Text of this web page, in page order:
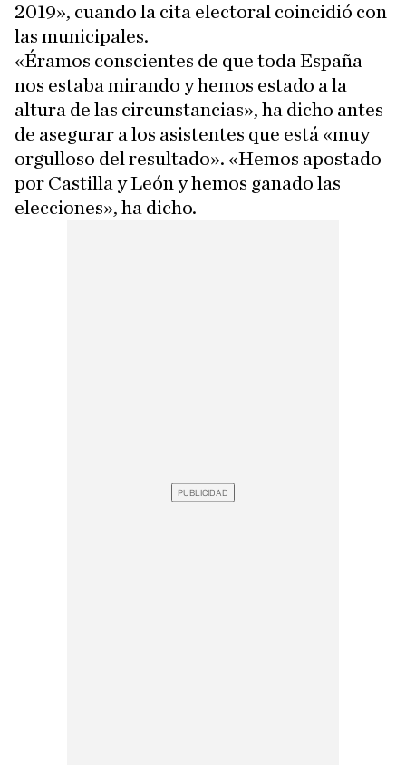
2019», cuando la cita electoral coincidió con
las municipales.
«Éramos conscientes de que toda España
nos estaba mirando y hemos estado a la
altura de las circunstancias», ha dicho antes
de asegurar a los asistentes que está «muy
orgulloso del resultado». «Hemos apostado
por Castilla y León y hemos ganado las
elecciones», ha dicho.